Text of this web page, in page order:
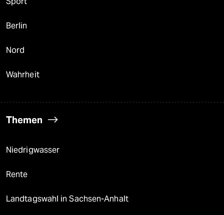
Berlin
Nord
Wahrheit
Themen
Niedrigwasser
Rente
Landtagswahl in Sachsen-Anhalt